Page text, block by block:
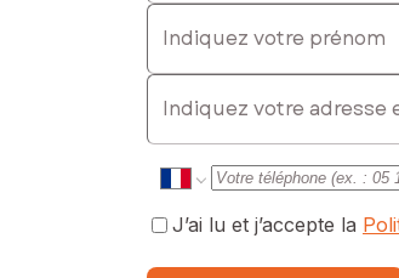
Indiquez votre prénom
E-mail
J’ai lu et j’accepte la